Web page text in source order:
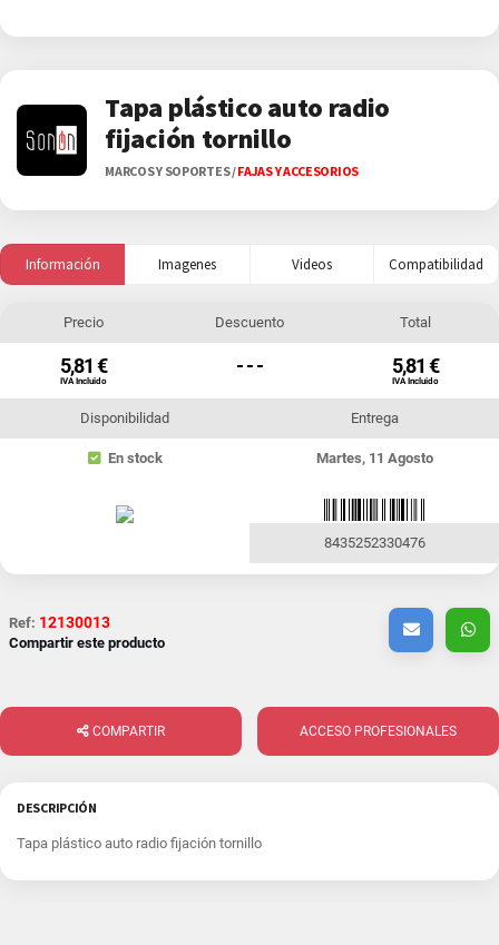
Tapa plástico auto radio
fijación tornillo
MARCOS Y SOPORTES/FAJAS Y ACCESORIOS
Información Imagenes Videos Compatibilidad
Precio
5,81 €
IVA Incluido
Descuento
- - -
Total
5,81 €
IVA Incluido
Disponibilidad
En stock
Entrega
Martes, 11 Agosto
8435252330476
Ref: 12130013
Compartir este producto
COMPARTIR ACCESO PROFESIONALES
DESCRIPCIÓN
Tapa plástico auto radio fijación tornillo